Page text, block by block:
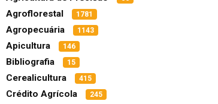
Agroflorestal 1781
Agropecuária 1143
Apicultura 146
Bibliografia 15
Cerealicultura 415
Crédito Agrícola 245